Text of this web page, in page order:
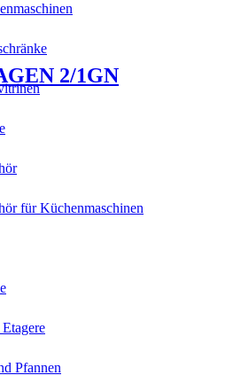
für Küchenmaschinen
Pfannen
2/1GN